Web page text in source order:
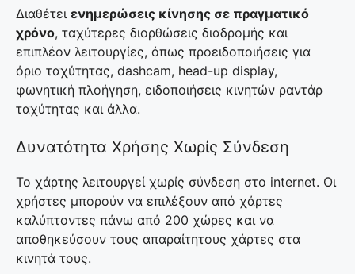
Διαθέτει ενημερώσεις κίνησης σε πραγματικό
χρόνο, ταχύτερες διορθώσεις διαδρομής και
επιπλέον λειτουργίες, όπως προειδοποιήσεις για
όριο ταχύτητας, dashcam, head-up display,
φωνητική πλοήγηση, ειδοποιήσεις κινητών ραντάρ
ταχύτητας και άλλα.
Δυνατότητα Χρήσης Χωρίς Σύνδεση
Το χάρτης λειτουργεί χωρίς σύνδεση στο internet. Οι
χρήστες μπορούν να επιλέξουν από χάρτες
καλύπτοντες πάνω από 200 χώρες και να
αποθηκεύσουν τους απαραίτητους χάρτες στα
κινητά τους.